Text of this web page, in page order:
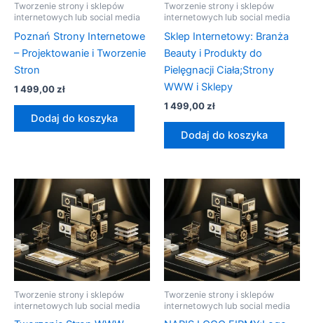
Tworzenie strony i sklepów
internetowych lub social media
Poznań Strony Internetowe
– Projektowanie i Tworzenie
Stron
1 499,00zł
Dodaj do koszyka
Tworzenie strony i sklepów
internetowych lub social media
Sklep Internetowy: Branża
Beauty i Produkty do
Pielęgnacji Ciała;Strony
WWW i Sklepy
1 499,00zł
Dodaj do koszyka
Tworzenie strony i sklepów
internetowych lub social media
Tworzenie strony i sklepów
internetowych lub social media